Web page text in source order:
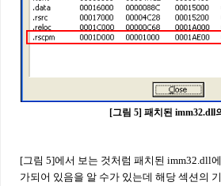
[그림 5] 패치된 imm32.dll
[그림 5]에서 보는 것처럼 패치된 imm32.dll
가되어 있음을 알 수가 있는데 해당 섹션의